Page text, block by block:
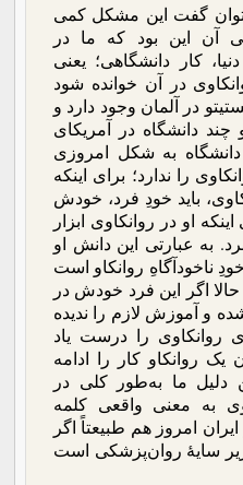
گفت این مشکل کمی
آن این بود که ما در
کار دانشگاهی؛ یعنی
در آن خوانده شود
در آلمان وجود دارد و
چند دانشگاه در آمریکای
دانشگاه به شکل امروزی
را ندارد؛ برای اینکه
باید خودِ فرد، خودش
او در روانکاوی ابزار
به عبارتی این دانش او
ناخودآگاهِ روانکاو است
اگر این فرد خودش در
و آموزش لازم را ندیده
روانکاوی را درست یاد
یک روانکاو کار را ادامه
دلیل ما به‌طور کلی در
به معنی واقعی کلمه
امروز هم طبیعتاً اگر
سایۀ روان‌پزشکی است